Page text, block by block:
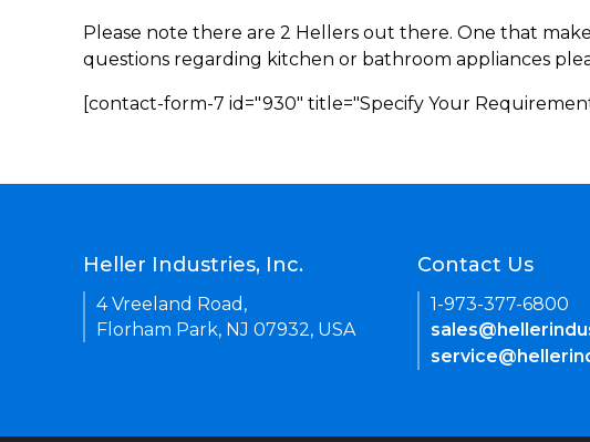
Please note there are 2 Hellers out there. One that
questions regarding kitchen or bathroom appliances
[contact-form-7 id="930" title="Specify Your
Heller Industries, Inc.
4 Vreeland Road,
Florham Park, NJ 07932, USA
Contact Us
1-973-377-6800